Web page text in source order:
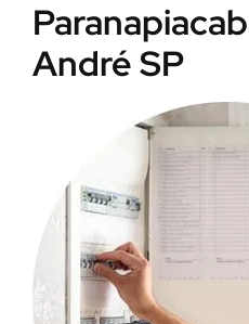
André SP